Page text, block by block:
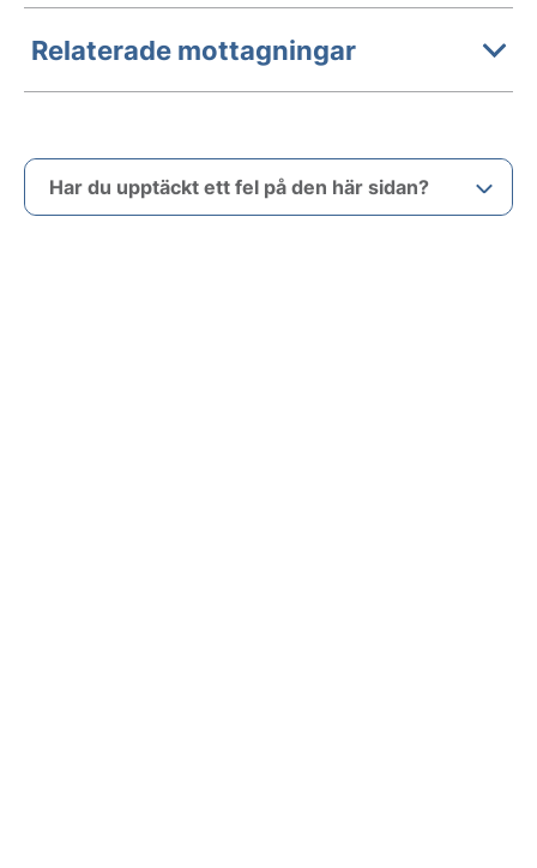
Relaterade mottagningar
Har du upptäckt ett fel på den här sidan?